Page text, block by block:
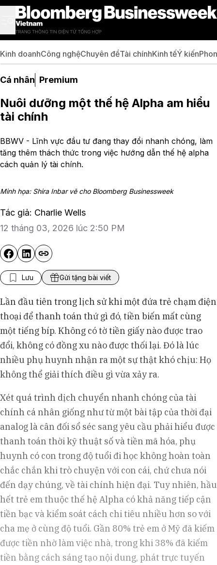
Kinh doanhCông nghệChuyên đềTài chínhKinh tếÝ kiến
Cá nhân Premium
Nuôi dưỡng một thế hệ Alpha am hiểu
tài chính
BBWV - Lĩnh vực đầu tư đang thay đổi nhanh chóng, làm
tăng thêm thách thức trong việc hướng dẫn thế hệ alpha
cách quản lý tài chính.
Minh họa: Shira Inbar vẽ cho Bloomberg Businessweek
Tác giả: Charlie Wells
12 tháng 03, 2026 lúc 2:50 PM
Lưu Gửi tặng bài viết
Lần đầu tiên trong lịch sử khi một đứa trẻ chạm điện
thoại để thanh toán thứ gì đó, tiền biến mất cùng
một tiếng bíp. Không có tờ tiền giấy nào được trao
đổi, không có đồng xu nào được thối lại. Đó là lúc
nhiều phụ huynh nhận ra một sự thật khó chịu: Họ
không thể giải thích điều gì vừa xảy ra.
Xét quá trình dịch chuyển nhanh chóng của tài
chính cá nhân giống như từ một bài tập của thời đại
analog là cân đối sổ séc sang yêu cầu phải hiểu được
thanh toán thời kỹ thuật số và tiền mã hóa, phụ
huynh có con trong độ tuổi đi học không hoàn toàn
chắc chắn khi trò chuyện với con cái, chứ chưa nói
đến dạy chúng, về tài chính hiện đại. Tuy nhiên, hầu
hết trẻ em thuộc thế hệ Alpha có khả năng tiếp cận
tiền bạc và kiểm soát cách chi tiêu nhiều hơn so với
cha mẹ ở cùng độ tuổi. Gần 80% trẻ em ở Mỹ đã kiếm
được tiền nhờ làm việc nhà, trong khi 38% đã kiếm
tiền bằng cách sáng tạo nội dung, phát trực tuyến